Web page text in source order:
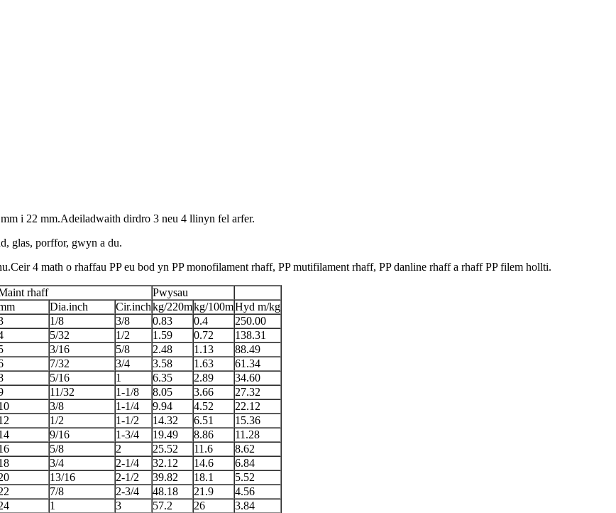
i 22 mm.Adeiladwaith dirdro 3 neu 4 llinyn fel arfer.
glas, porffor, gwyn a du.
4 math o rhaffau PP eu bod yn PP monofilament rhaff, PP mutifilament rhaff, PP danline rhaff a rhaff PP filem hollti.
rhaff
Pwysau
Dia.inch Cir.inchkg/220mkg/100mHyd m/kg
1/8 3/8 0.83 0.4
250.00
5/32 1/2 1.59 0.72
138.31
3/16 5/8 2.48 1.13
88.49
7/32 3/4 3.58 1.63
61.34
5/16 1 6.35 2.89
34.60
11/32 1-1/8 8.05 3.66
27.32
3/8 1-1/4 9.94 4.52
22.12
1/2 1-1/2 14.32 6.51
15.36
9/16 1-3/4 19.49 8.86
11.28
5/8 2 25.52 11.6
8.62
3/4 2-1/4 32.12 14.6
6.84
13/16 2-1/2 39.82 18.1
5.52
7/8 2-3/4 48.18 21.9
4.56
1 3 57.2 26
3.84